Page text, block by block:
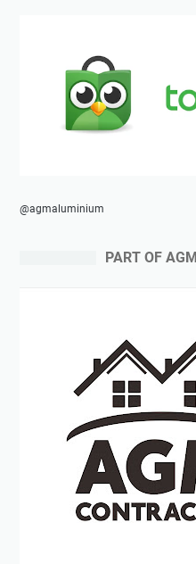
@agmaluminium
PART OF